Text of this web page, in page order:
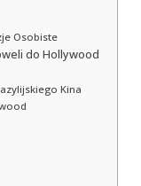
Osobiste
do Hollywood
Kina